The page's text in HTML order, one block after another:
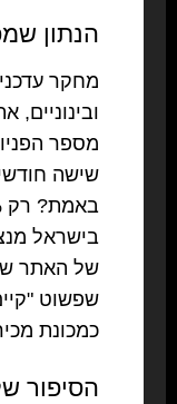
הנתון
מחקר
ובינוניים,
מספר
שישה
בישראל
של האתר
שפשוט
כמכונת
הסיפור